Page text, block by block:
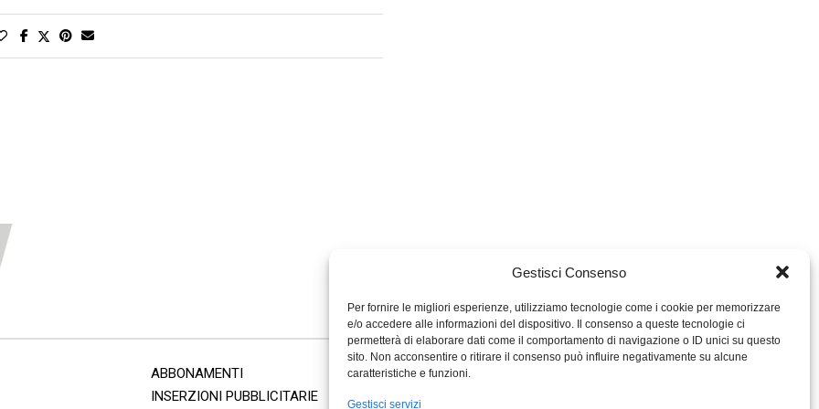
Gestisci Consenso
Per fornire le migliori esperienze, utilizziamo tecnologie come i cookie per memorizzare
e/o accedere alle informazioni del dispositivo. Il consenso a queste tecnologie ci
permetterà di elaborare dati come il comportamento di navigazione o ID unici su questo
sito. Non acconsentire o ritirare il consenso può influire negativamente su alcune
caratteristiche e funzioni.
Gestisci servizi
ABBONAMENTI
INSERZIONI PUBBLICITARIE
MIGROS TICINO